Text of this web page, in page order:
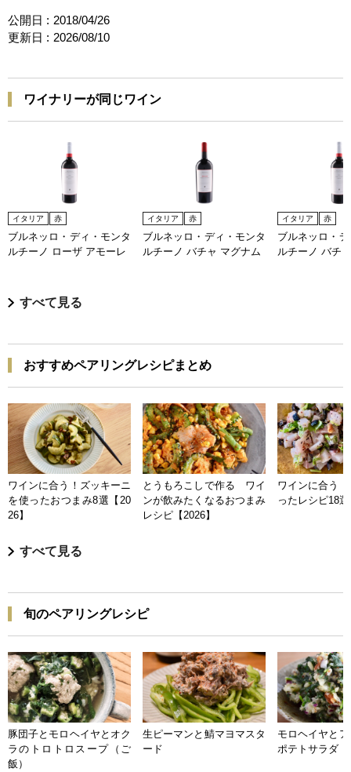
公開日 : 2018/04/26
更新日 : 2026/08/10
ワイナリーが同じワイン
イタリア 赤
ブルネッロ・ディ・モンタ
ルチーノ ローザ アモーレ
イタリア 赤
ブルネッロ・ディ・モンタ
ルチーノ バチャ マグナム
イタリア 赤
ブルネッロ・
ルチーノ バチャ
すべて見る
おすすめペアリングレシピまとめ
ワインに合う！ズッキーニ
を使ったおつまみ8選【20
26】
とうもろこしで作る ワイ
ンが飲みたくなるおつまみ
レシピ【2026】
ワインに合う
ったレシピ18
すべて見る
旬のペアリングレシピ
豚団子とモロヘイヤとオク
ラのトロトロスープ（ご
飯）
生ピーマンと鯖マヨマスタ
ード
モロヘイヤと
ポテトサラダ